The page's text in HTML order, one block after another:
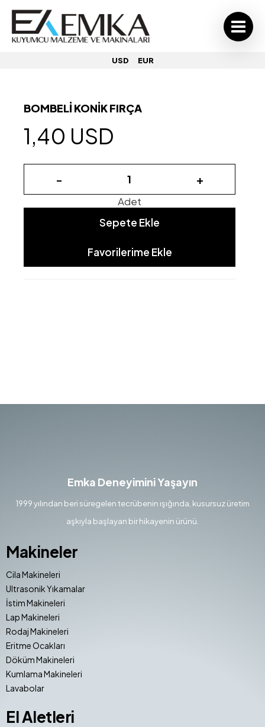
USD EUR
BOMBELİ KONİK FIRÇA
1,40 USD
- +
Adet
Sepete Ekle
Favorilerime Ekle
Emka Deneyimini Yaşayın
1999 yılından beri süregelen tecrübenin ışığında, kusursuz üretim
aşkıyla başlayan bir hikayenin ürünü.
Makineler
Cila Makineleri
Ultrasonik Yıkamalar
İstim Makineleri
Lap Makineleri
Rodaj Makineleri
Eritme Ocakları
Döküm Makineleri
Kumlama Makineleri
Lavabolar
El Aletleri